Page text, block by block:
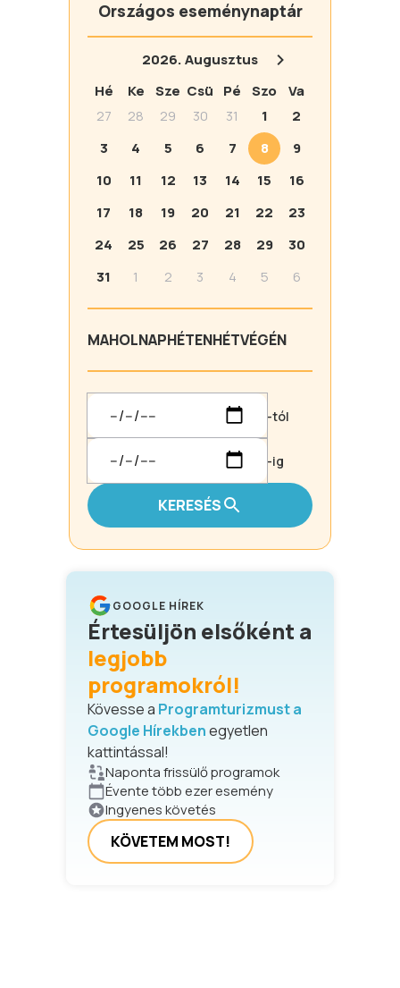
Országos eseménynaptár
2026.Augusztus
Hé
Ke Sze Csü Pé Szo
Va
27
28 29 30 31 1
2
3
4 5 6 7 8
9
10
11 12 13 14 15
16
17
18 19 20 21 22
23
24
25 26 27 28 29
30
31
1 2 3 4 5 6
MAHOLNAPHÉTENHÉTVÉGÉN
-tól
-ig
KERESÉS
GOOGLE HÍREK
Értesüljön elsőként a
legjobb
programokról!
Kövesse a Programturizmust a
Google Hírekbenegyetlen
kattintással!
Naponta frissülő programok
Évente több ezer esemény
Ingyenes követés
KÖVETEM MOST!